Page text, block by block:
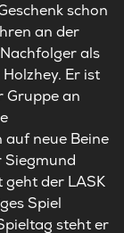
schon
an der
als
Er ist
Gruppe an
neue Beine
Siegmund
geht der LASK
Spiel
steht er